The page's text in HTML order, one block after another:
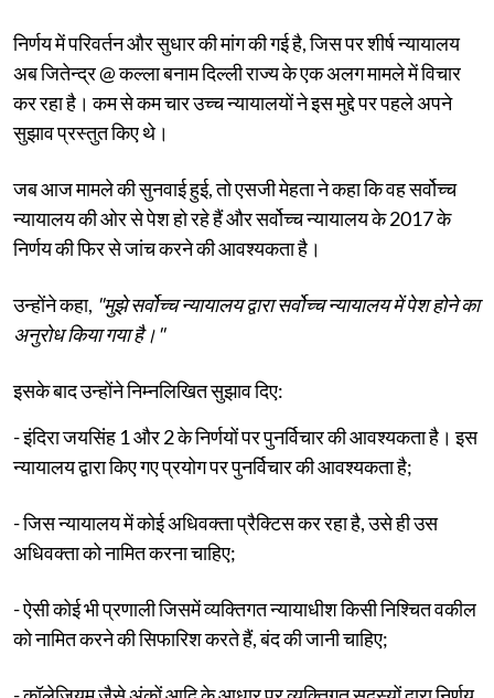
निर्णय में परिवर्तन और सुधार की मांग की गई है, जिस पर शीर्ष न्यायालय
अब जितेन्द्र @ कल्ला बनाम दिल्ली राज्य के एक अलग मामले में विचार
कर रहा है। कम से कम चार उच्च न्यायालयों ने इस मुद्दे पर पहले अपने
सुझाव प्रस्तुत किए थे।
जब आज मामले की सुनवाई हुई, तो एसजी मेहता ने कहा कि वह सर्वोच्च
न्यायालय की ओर से पेश हो रहे हैं और सर्वोच्च न्यायालय के 2017 के
निर्णय की फिर से जांच करने की आवश्यकता है।
उन्होंने कहा, "मुझे सर्वोच्च न्यायालय द्वारा सर्वोच्च न्यायालय में पेश होने का
अनुरोध किया गया है।"
इसके बाद उन्होंने निम्नलिखित सुझाव दिए:
- इंदिरा जयसिंह 1 और 2 के निर्णयों पर पुनर्विचार की आवश्यकता है। इस
न्यायालय द्वारा किए गए प्रयोग पर पुनर्विचार की आवश्यकता है;
- जिस न्यायालय में कोई अधिवक्ता प्रैक्टिस कर रहा है, उसे ही उस
अधिवक्ता को नामित करना चाहिए;
- ऐसी कोई भी प्रणाली जिसमें व्यक्तिगत न्यायाधीश किसी निश्चित वकील
को नामित करने की सिफारिश करते हैं, बंद की जानी चाहिए;